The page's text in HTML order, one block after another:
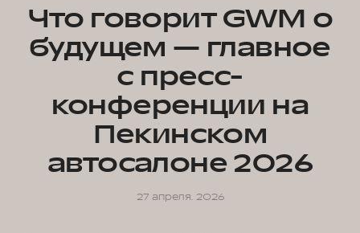
Что говорит GWM о
будущем — главное
с пресс-
конференции на
Пекинском
автосалоне 2026
27 апреля. 2026